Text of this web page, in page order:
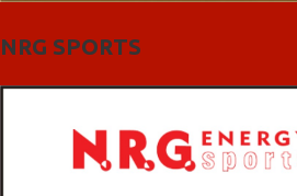
NRG SPORTS